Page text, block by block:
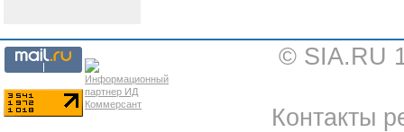
© SIA.RU
Контакты